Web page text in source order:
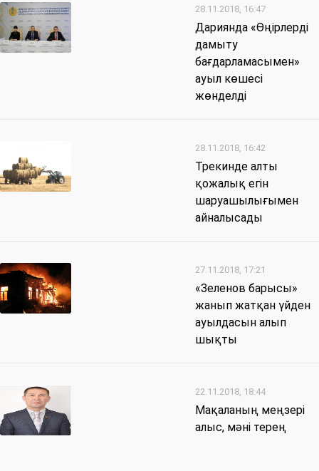
28.11.2018, 16:47
Дариянда «Өңірлерді
дамыту
бағдарламасымен»
ауыл көшесі
жөнделді
28.11.2018, 16:42
Трекинде алты
қожалық егін
шаруашылығымен
айналысады
27.11.2018, 17:21
«Зеленов барысы»
жанып жатқан үйден
ауылдасын алып
шықты
22.11.2018, 18:44
Мақаланың меңзері
алыс, мәні терең